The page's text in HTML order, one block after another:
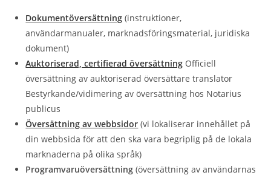
Dokumentöversättning (instruktioner,
användarmanualer, marknadsföringsmaterial, juridiska
dokument)
Auktoriserad, certifierad översättning Officiell
översättning av auktoriserad översättare translator
Bestyrkande/vidimering av översättning hos Notarius
publicus
Översättning av webbsidor (vi lokaliserar innehållet på
din webbsida för att den ska vara begriplig på de lokala
marknaderna på olika språk)
Programvaruöversättning (översättning av användarnas